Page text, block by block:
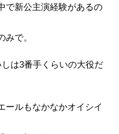
で新公主演経験があるの
で。
は3番手くらいの大役だ
ールもなかなかオイシイ